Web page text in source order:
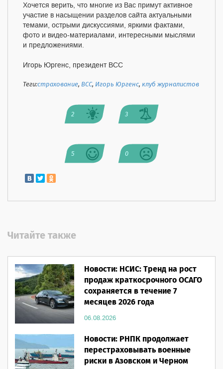
Хочется верить, что многие из Вас примут активное
участие в насыщении разделов сайта актуальными
темами, острыми дискуссиями, яркими фактами,
фото и видео-материалами, интересными мыслями
и предложениями.
Игорь Юргенс, президент ВСС
Теги:страхование, ВСС, Игорь Юргенс,клуб журналистов
2 3
5 0
Читайте также
Новости: НСИС: Тренд на рост
продаж краткосрочного ОСАГО
сохраняется в течение 7
месяцев 2026 года
06.08.2026
Новости: РНПК продолжает
перестраховывать военные
риски в Азовском и Черном